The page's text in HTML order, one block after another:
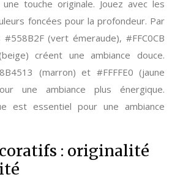
touche originale. Jouez avec les
foncées pour la profondeur. Par
(vert émeraude), #FFC0CB
créent une ambiance douce.
(marron) et #FFFFE0 (jaune
une ambiance plus énergique.
est essentiel pour une ambiance
: originalité